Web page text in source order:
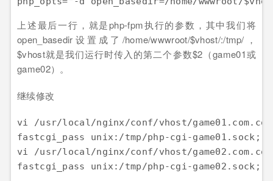
上述最后一行，就是php-fpm执行的参数，其中我们将
open_basedir设置成了/home/wwwroot/$vhost/:/tmp/，
$vhost就是我们运行时传入的第二个参数$2（game01或
game02）。
继续修改
vi /usr/local/nginx/conf/vhost/game01.com.conf #
fastcgi_pass unix:/tmp/php-cgi-game01.sock;
vi /usr/local/nginx/conf/vhost/